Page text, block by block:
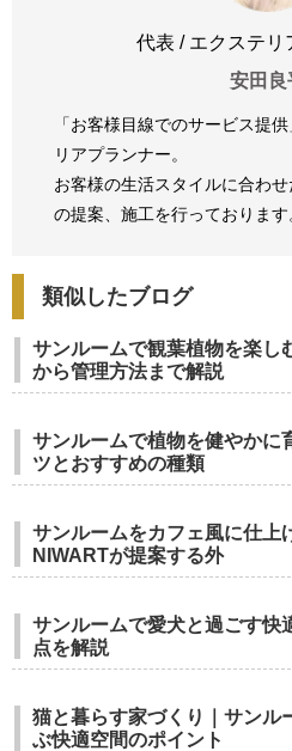
代表 / エクステリ
安田良
「お客様目線でのサービス提
リアプランナー。
お客様の生活スタイルに合わ
の提案、 施工を行っております
類似したブログ
サンルームで観葉植物を楽し
から管理方法まで解説
サンルームで植物を健やかに
ツとおすすめの種類
サンルームをカフェ風に仕上
NIWARTが提案する外
サンルームで愛犬と過ごす快
点を解説
猫と暮らす家づくり｜サンル
ぶ快適空間のポイント